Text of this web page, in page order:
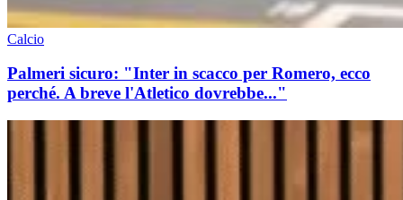
Calcio
Palmeri sicuro: "Inter in scacco per Romero, ecco
perché. A breve l'Atletico dovrebbe..."